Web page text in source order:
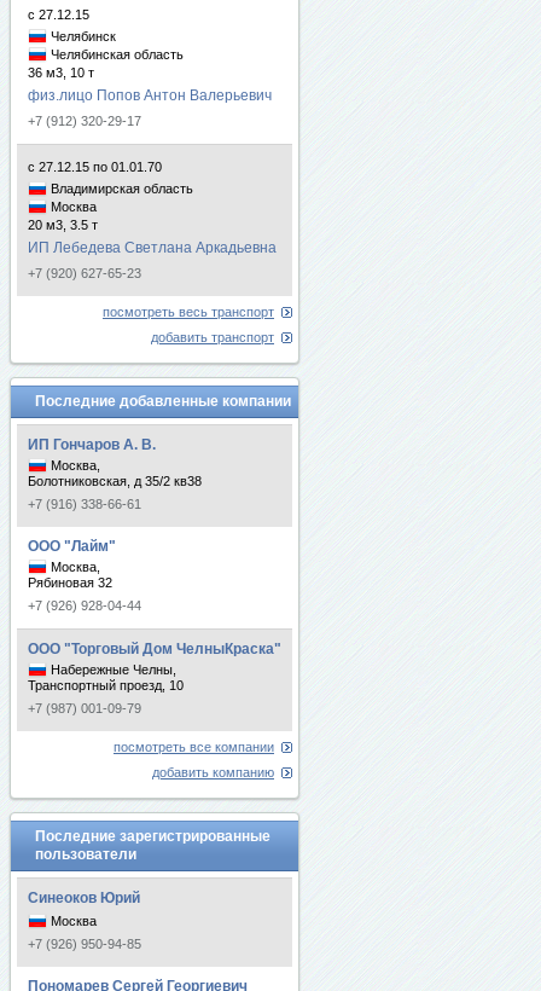
с 27.12.15
Челябинск
Челябинская область
36 м3, 10 т
физ.лицо Попов Антон Валерьевич
+7 (912) 320-29-17
с 27.12.15 по 01.01.70
Владимирская область
Москва
20 м3, 3.5 т
ИП Лебедева Светлана Аркадьевна
+7 (920) 627-65-23
посмотреть весь транспорт
добавить транспорт
Последние добавленные компании
ИП Гончаров А. В.
Москва,
Болотниковская, д 35/2 кв38
+7 (916) 338-66-61
ООО "Лайм"
Москва,
Рябиновая 32
+7 (926) 928-04-44
ООО "Торговый Дом ЧелныКраска"
Набережные Челны,
Транспортный проезд, 10
+7 (987) 001-09-79
посмотреть все компании
добавить компанию
Последние зарегистрированные
пользователи
Синеоков Юрий
Москва
+7 (926) 950-94-85
Пономарев Сергей Георгиевич